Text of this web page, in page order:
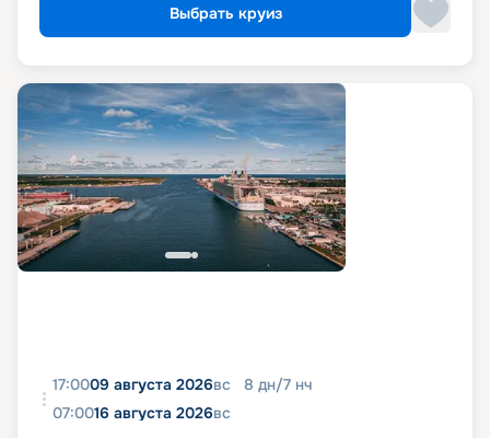
Выбрать круиз
17:0009 августа 2026вс 8 дн/7 нч
07:0016 августа 2026вс